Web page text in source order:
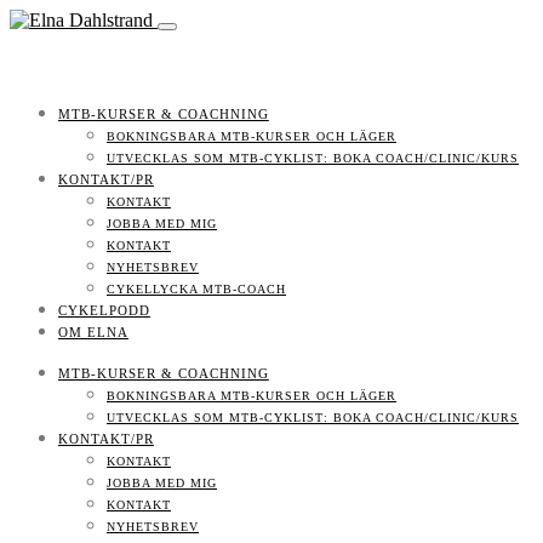
MTB-KURSER & COACHNING
BOKNINGSBARA MTB-KURSER OCH LÄGER
UTVECKLAS SOM MTB-CYKLIST: BOKA COACH/CLINIC/KURS
KONTAKT/PR
KONTAKT
JOBBA MED MIG
KONTAKT
NYHETSBREV
CYKELLYCKA MTB-COACH
CYKELPODD
OM ELNA
MTB-KURSER & COACHNING
BOKNINGSBARA MTB-KURSER OCH LÄGER
UTVECKLAS SOM MTB-CYKLIST: BOKA COACH/CLINIC/KURS
KONTAKT/PR
KONTAKT
JOBBA MED MIG
KONTAKT
NYHETSBREV